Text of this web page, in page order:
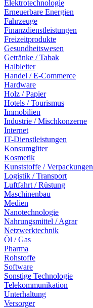
Elektrotechnologie
Erneuerbare Energien
Fahrzeuge
Finanzdienstleistungen
Freizeitprodukte
Gesundheitswesen
Getränke / Tabak
Halbleiter
Handel / E-Commerce
Hardware
Holz / Papier
Hotels / Tourismus
Immobilien
Industrie / Mischkonzerne
Internet
IT-Dienstleistungen
Konsumgüter
Kosmetik
Kunststoffe / Verpackungen
Logistik / Transport
Luftfahrt / Rüstung
Maschinenbau
Medien
Nanotechnologie
Nahrungsmittel / Agrar
Netzwerktechnik
Öl / Gas
Pharma
Rohstoffe
Software
Sonstige Technologie
Telekommunikation
Unterhaltung
Versorger